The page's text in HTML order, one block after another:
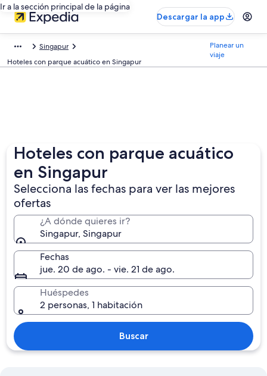
Ir a la sección principal de la página
Descargar la app
Singapur
Hoteles con parque acuático en Singapur
Planear un
viaje
Hoteles con parque acuático
en Singapur
Selecciona las fechas para ver las mejores
ofertas
¿A dónde quieres ir?
Singapur, Singapur
Fechas
jue. 20 de ago. - vie. 21 de ago.
Huéspedes
2 personas, 1 habitación
Buscar